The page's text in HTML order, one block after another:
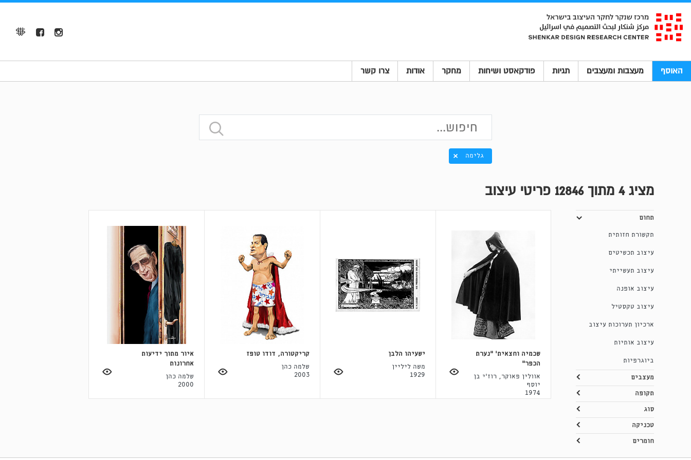
האוסף מעצבות ומעצבים תגיות פודקאסט ושיחות מחקר אודות צרו קשר
גלימה
מציג4 מתוך 12846 פריטי עיצוב
תחום
תקשורת חזותית
עיצוב תכשיטים
עיצוב תעשייתי
עיצוב אופנה
עיצוב טקסטיל
ארכיון תערוכות עיצוב
עיצוב אותיות
ביוגרפיות
מעצבים
תקופה
סוג
טכניקה
חומרים
שכמיה וחצאית' "נערת
הכפר"
אוולין פאוקר, רוז'י בן
יוסף
1974
ישעיהו הלבן
משה ליליין
1929
קריקטורה, דודו טופז
שלמה כהן
2003
איור מתוך ידיעות
אחרונות
שלמה כהן
2000